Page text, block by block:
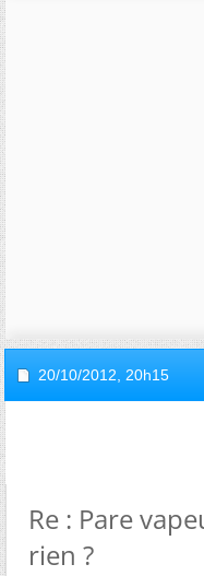
20/10/2012, 20h15
Re : Pare
rien ?